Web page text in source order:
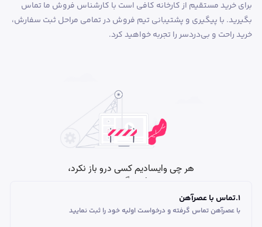
برای خرید مستقیم از کارخانه کافی است با کارشناس فروش ما تماس
بگیرید. با پیگیری و پشتیبانی تیم فروش در تمامی مراحل ثبت سفارش،
خرید راحت و بی‌دردسر را تجربه خواهید کرد.
1
.تماس با عصرآهن
با عصرآهن تماس گرفته و درخواست اولیه خود را ثبت نمایید